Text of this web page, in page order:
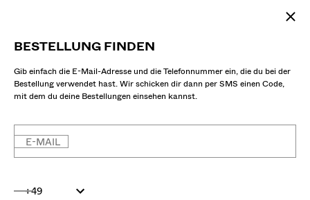
BESTELLUNG FINDEN
Gib einfach die E-Mail-Adresse und die Telefonnummer ein, die du bei der
Bestellung verwendet hast. Wir schicken dir dann per SMS einen Code,
mit dem du deine Bestellungen einsehen kannst.
E-MAIL
+49